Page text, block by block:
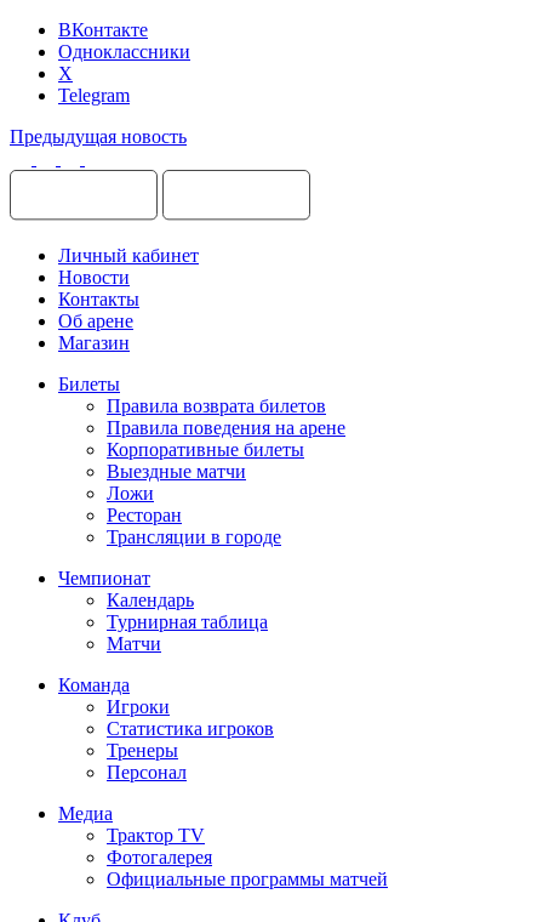
ВКонтакте
Одноклассники
X
Telegram
Предыдущая новость
Личный кабинет
Новости
Контакты
Об арене
Магазин
Билеты
Правила возврата билетов
Правила поведения на арене
Корпоративные билеты
Выездные матчи
Ложи
Ресторан
Трансляции в городе
Чемпионат
Календарь
Турнирная таблица
Матчи
Команда
Игроки
Статистика игроков
Тренеры
Персонал
Медиа
Трактор TV
Фотогалерея
Официальные программы матчей